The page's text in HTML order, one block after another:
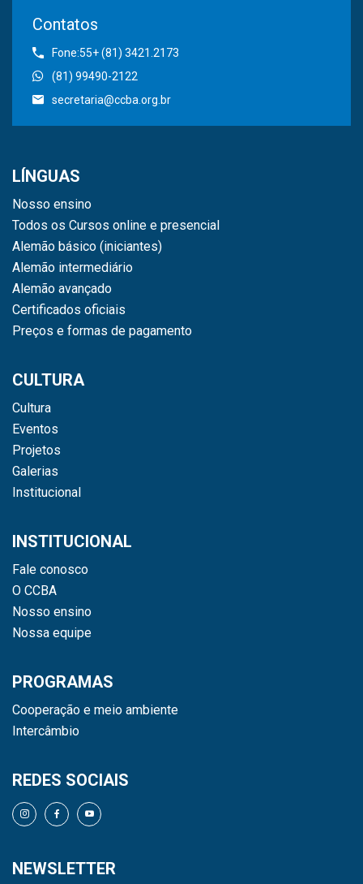
Contatos
Fone:55+ (81) 3421.2173
(81) 99490-2122
secretaria@ccba.org.br
LÍNGUAS
Nosso ensino
Todos os Cursos online e presencial
Alemão básico (iniciantes)
Alemão intermediário
Alemão avançado
Certificados oficiais
Preços e formas de pagamento
CULTURA
Cultura
Eventos
Projetos
Galerias
Institucional
INSTITUCIONAL
Fale conosco
O CCBA
Nosso ensino
Nossa equipe
PROGRAMAS
Cooperação e meio ambiente
Intercâmbio
REDES SOCIAIS
NEWSLETTER